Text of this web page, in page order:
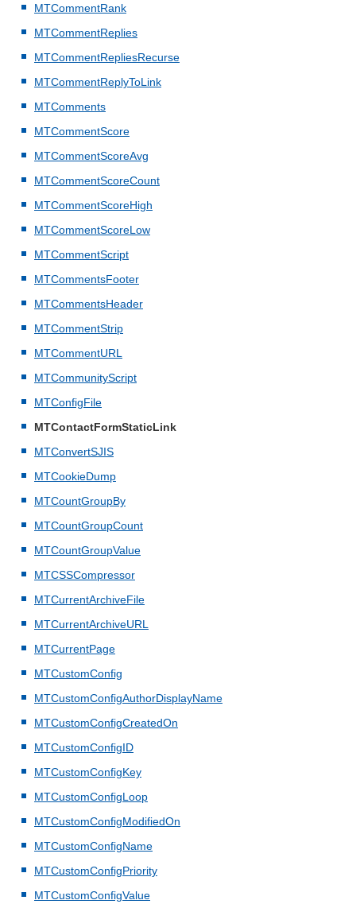
MTCommentRank
MTCommentReplies
MTCommentRepliesRecurse
MTCommentReplyToLink
MTComments
MTCommentScore
MTCommentScoreAvg
MTCommentScoreCount
MTCommentScoreHigh
MTCommentScoreLow
MTCommentScript
MTCommentsFooter
MTCommentsHeader
MTCommentStrip
MTCommentURL
MTCommunityScript
MTConfigFile
MTContactFormStaticLink
MTConvertSJIS
MTCookieDump
MTCountGroupBy
MTCountGroupCount
MTCountGroupValue
MTCSSCompressor
MTCurrentArchiveFile
MTCurrentArchiveURL
MTCurrentPage
MTCustomConfig
MTCustomConfigAuthorDisplayName
MTCustomConfigCreatedOn
MTCustomConfigID
MTCustomConfigKey
MTCustomConfigLoop
MTCustomConfigModifiedOn
MTCustomConfigName
MTCustomConfigPriority
MTCustomConfigValue